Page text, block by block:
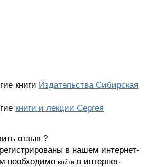
книги Издательства Сибирская
книги и лекции Сергея
отзыв ?
в нашем интернет-
необходимо войти в интернет-